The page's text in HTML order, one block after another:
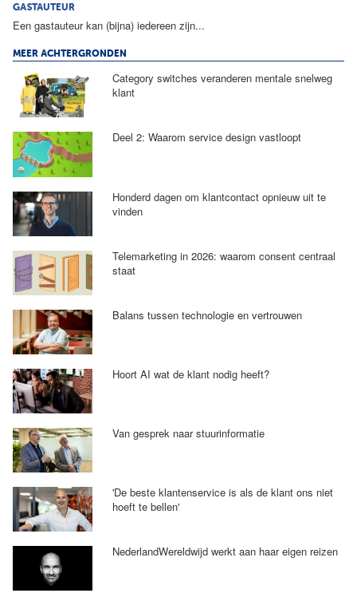
GASTAUTEUR
Een gastauteur kan (bijna) iedereen zijn...
MEER ACHTERGRONDEN
Category switches veranderen mentale snelweg
klant
Deel 2: Waarom service design vastloopt
Honderd dagen om klantcontact opnieuw uit te
vinden
Telemarketing in 2026: waarom consent centraal
staat
Balans tussen technologie en vertrouwen
Hoort AI wat de klant nodig heeft?
Van gesprek naar stuurinformatie
'De beste klantenservice is als de klant ons niet
hoeft te bellen'
NederlandWereldwijd werkt aan haar eigen reizen